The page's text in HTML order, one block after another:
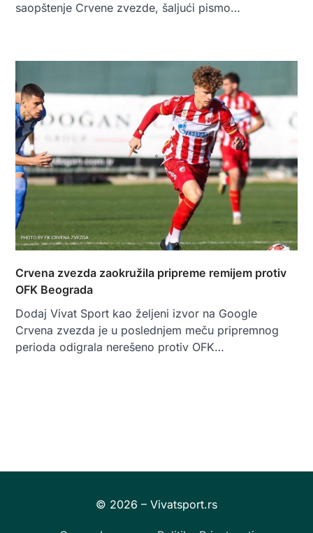
saopštenje Crvene zvezde, šaljući pismo…
Crvena zvezda zaokružila pripreme remijem protiv
OFK Beograda
Dodaj Vivat Sport kao željeni izvor na Google
Crvena zvezda je u poslednjem meču pripremnog
perioda odigrala nerešeno protiv OFK…